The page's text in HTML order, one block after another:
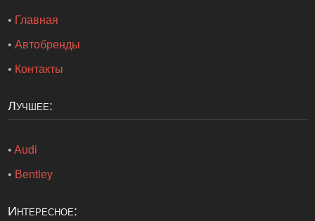
• Главная
•Автобренды
• Контакты
Лучшее:
•Audi
• Bentley
Интересное: